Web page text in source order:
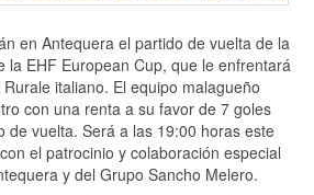
en Antequera el partido de vuelta de la
la EHF European Cup, que le enfrentará
italiano. El equipo malagueño
con una renta a su favor de 7 goles
de vuelta. Será a las 19:00 horas este
el patrocinio y colaboración especial
y del Grupo Sancho Melero.